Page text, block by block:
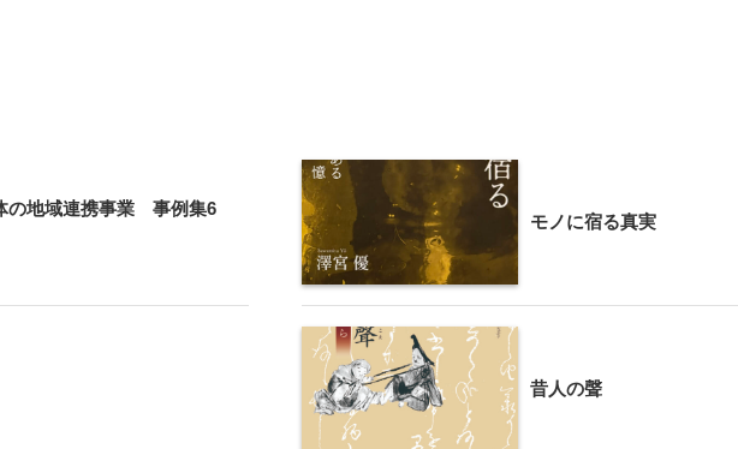
の地域連携事業 事例集6
モノに宿る真実
昔人の聲